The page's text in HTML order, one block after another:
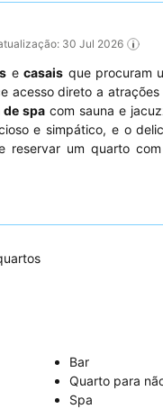
30 Jul 2026
ecasais que procuram
acesso direto a
de spa com sauna e
e simpático, e o
reservar um quarto
Bar
Quarto para
Spa